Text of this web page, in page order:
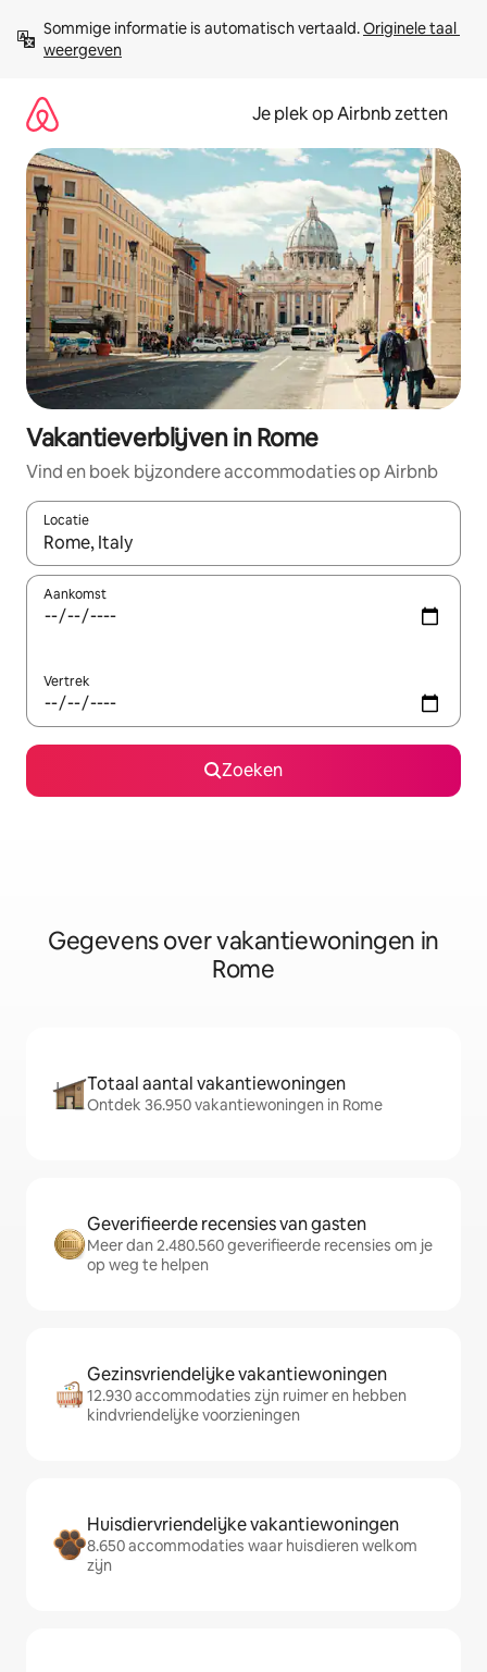
direct
naar
Sommige informatie is automatisch vertaald. Originele taal
weergeven
Je plek op Airbnb zetten
Vakantieverblijven in Rome
Vind en boek bijzondere accommodaties op Airbnb
Locatie
Wanneer er resultaten beschikbaar zijn, maak je een keuze
Aankomst
Vertrek
Zoeken
Gegevens over vakantiewoningen in
Rome
Totaal aantal vakantiewoningen
Ontdek 36.950 vakantiewoningen in Rome
Geverifieerde recensies van gasten
Meer dan 2.480.560 geverifieerde recensies om je
op weg te helpen
Gezinsvriendelijke vakantiewoningen
12.930 accommodaties zijn ruimer en hebben
kindvriendelijke voorzieningen
Huisdiervriendelijke vakantiewoningen
8.650 accommodaties waar huisdieren welkom
zijn